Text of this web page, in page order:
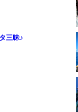
三昧♪